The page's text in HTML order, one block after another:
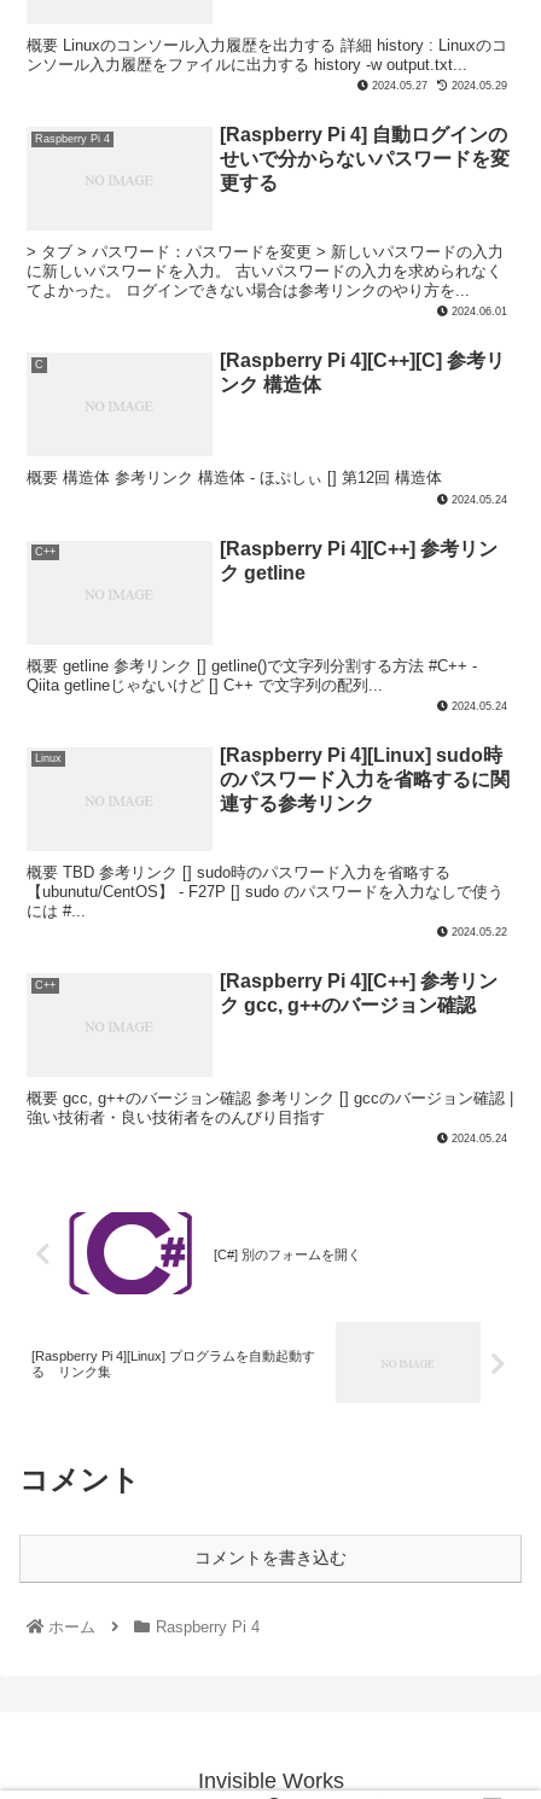
概要 Linuxのコンソール入力履歴を出力する 詳細 history : Linuxのコ
ンソール入力履歴をファイルに出力する history -w output.txt...
2024.05.27 2024.05.29
Raspberry Pi 4
[Raspberry Pi 4] 自動ログインの
せいで分からないパスワードを変
更する
> タブ > パスワード：パスワードを変更 > 新しいパスワードの入力
に新しいパスワードを入力。 古いパスワードの入力を求められなく
てよかった。 ログインできない場合は参考リンクのやり方を...
2024.06.01
C
[Raspberry Pi 4][C++][C] 参考リ
ンク 構造体
概要 構造体 参考リンク 構造体 - ほぷしぃ [] 第12回 構造体
2024.05.24
C++
[Raspberry Pi 4][C++] 参考リン
ク getline
概要 getline 参考リンク [] getline()で文字列分割する方法 #C++ -
Qiita getlineじゃないけど [] C++ で文字列の配列...
2024.05.24
Linux
[Raspberry Pi 4][Linux] sudo時
のパスワード入力を省略するに関
連する参考リンク
概要 TBD 参考リンク [] sudo時のパスワード入力を省略する
【ubunutu/CentOS】 - F27P [] sudo のパスワードを入力なしで使う
には #...
2024.05.22
C++
[Raspberry Pi 4][C++] 参考リン
ク gcc, g++のバージョン確認
概要 gcc, g++のバージョン確認 参考リンク [] gccのバージョン確認 |
強い技術者・良い技術者をのんびり目指す
2024.05.24
[C#] 別のフォームを開く
[Raspberry Pi 4][Linux] プログラムを自動起動す
る リンク集
コメント
コメントを書き込む
ホーム Raspberry Pi 4
Invisible Works